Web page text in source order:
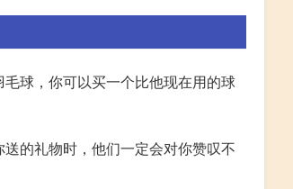
球，你可以买一个比他现在用的球
的礼物时，他们一定会对你赞叹不